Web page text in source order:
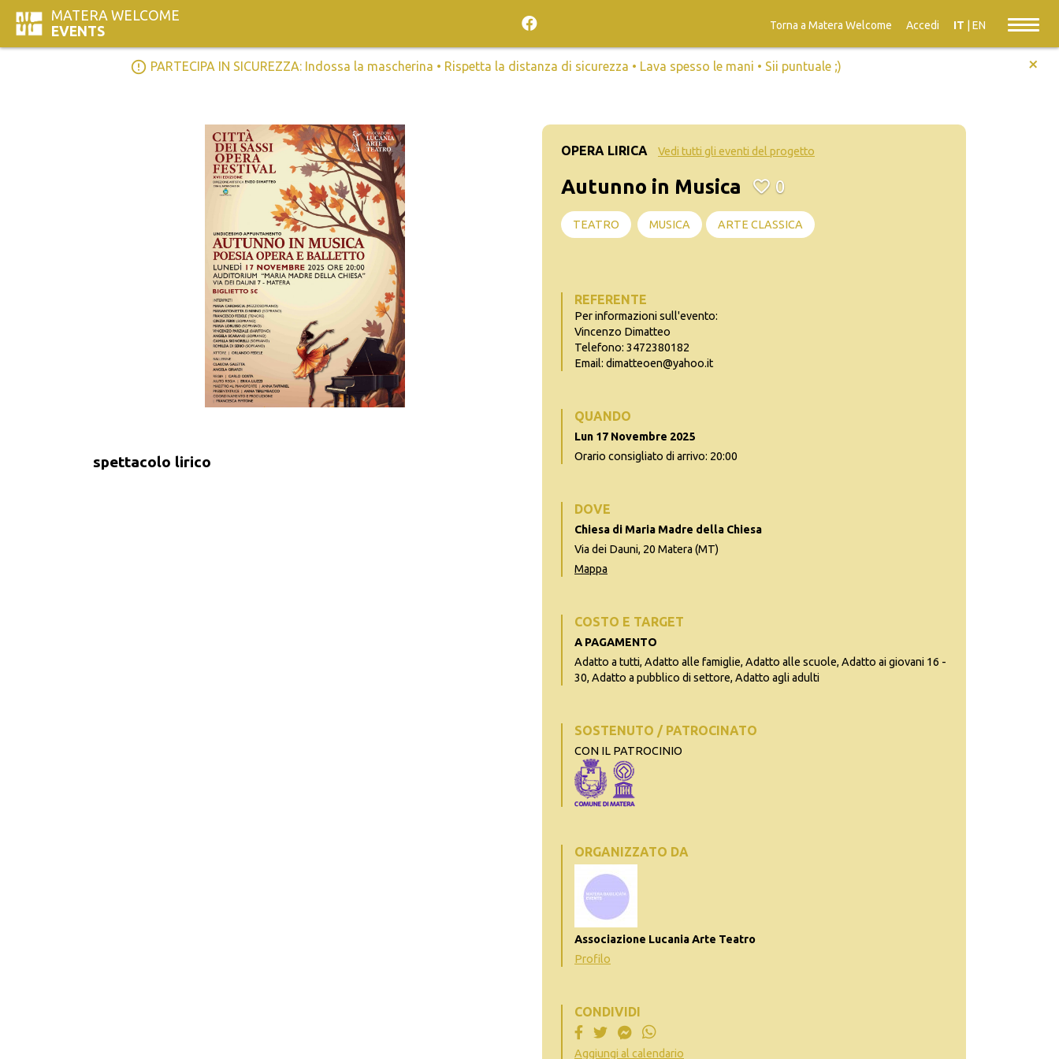
MATERA WELCOME
EVENTS
Torna a Matera Welcome Accedi IT EN
error_outline PARTECIPA IN SICUREZZA: Indossa la mascherina • Rispetta la distanza di sicurezza • Lava spesso le mani • Sii puntuale ;) +
spettacolo lirico
OPERA LIRICA Vedi tutti gli eventi del progetto
Autunno in Musica 0
TEATRO MUSICA ARTE CLASSICA
REFERENTE
Per informazioni sull'evento:
Vincenzo Dimatteo
Telefono: 3472380182
Email: dimatteoen@yahoo.it
QUANDO
Lun 17 Novembre 2025
Orario consigliato di arrivo: 20:00
DOVE
Chiesa di Maria Madre della Chiesa
Via dei Dauni, 20 Matera (MT)
Mappa
COSTO E TARGET
A PAGAMENTO
Adatto a tutti, Adatto alle famiglie, Adatto alle scuole, Adatto ai giovani 16 -
30, Adatto a pubblico di settore, Adatto agli adulti
SOSTENUTO / PATROCINATO
CON IL PATROCINIO
ORGANIZZATO DA
Associazione Lucania Arte Teatro
Profilo
CONDIVIDI
Aggiungi al calendario